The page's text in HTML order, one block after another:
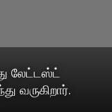
லேட்டஸ்ட்
வருகிறார்.